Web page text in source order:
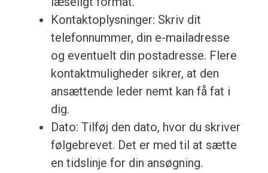
Kontaktoplysninger: Skriv dit
telefonnummer, din e-mailadresse
og eventuelt din postadresse. Flere
kontaktmuligheder sikrer, at den
ansættende leder nemt kan få fat i
dig.
Dato: Tilføj den dato, hvor du skriver
følgebrevet. Det er med til at sætte
en tidslinje for din ansøgning.